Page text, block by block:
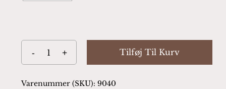
Tilføj Til Kurv
Varenummer (SKU): 9040